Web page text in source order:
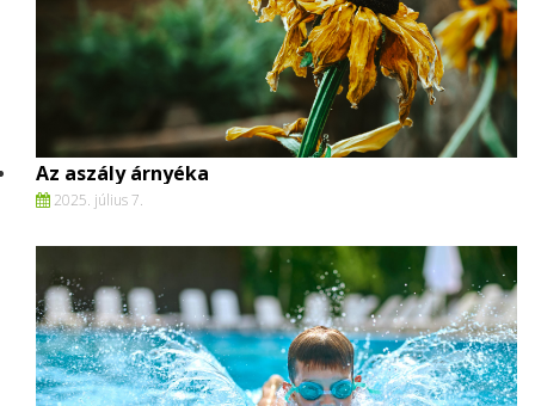
Az aszály árnyéka
2025. július 7.